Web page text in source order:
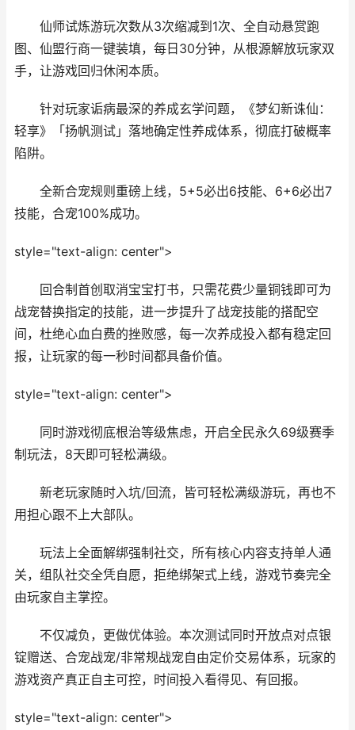
仙师试炼游玩次数从3次缩减到1次、全自动悬赏跑
图、仙盟行商一键装填，每日30分钟，从根源解放玩家双
手，让游戏回归休闲本质。
针对玩家诟病最深的养成玄学问题，《梦幻新诛仙：
轻享》「扬帆测试」落地确定性养成体系，彻底打破概率
陷阱。
全新合宠规则重磅上线，5+5必出6技能、6+6必出7
技能，合宠100%成功。
style="text-align: center">
回合制首创取消宝宝打书，只需花费少量铜钱即可为
战宠替换指定的技能，进一步提升了战宠技能的搭配空
间，杜绝心血白费的挫败感，每一次养成投入都有稳定回
报，让玩家的每一秒时间都具备价值。
style="text-align: center">
同时游戏彻底根治等级焦虑，开启全民永久69级赛季
制玩法，8天即可轻松满级。
新老玩家随时入坑/回流，皆可轻松满级游玩，再也不
用担心跟不上大部队。
玩法上全面解绑强制社交，所有核心内容支持单人通
关，组队社交全凭自愿，拒绝绑架式上线，游戏节奏完全
由玩家自主掌控。
不仅减负，更做优体验。本次测试同时开放点对点银
锭赠送、合宠战宠/非常规战宠自由定价交易体系，玩家的
游戏资产真正自主可控，时间投入看得见、有回报。
style="text-align: center">